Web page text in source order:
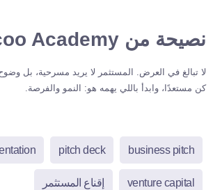
نصيحة من Fastcoo Academy:
لا تبالغ في العرض. المستثمر لا يريد مسرحية، بل
كن مستعدًا، وابدأ باللي يهمه هو: النمو والفرصة.
business pitch
pitch deck
venture capital إقناع المستثمر